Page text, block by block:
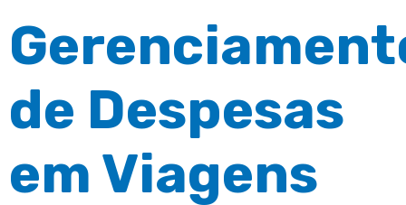
de Despesas
em Viagens